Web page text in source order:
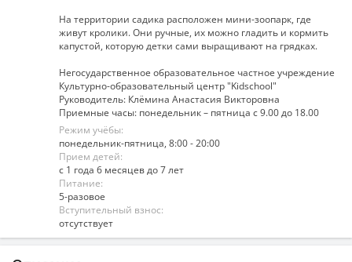
На территории садика расположен мини-зоопарк, где
живут кролики. Они ручные, их можно гладить и кормить
капустой, которую детки сами выращивают на грядках.
Негосударственное образовательное частное учреждение
Культурно-образовательный центр "Kidschool"
Руководитель: Клёмина Анастасия Викторовна
Приемные часы: понедельник – пятница с 9.00 до 18.00
Режим учёбы:
понедельник-пятница, 8:00 - 20:00
Прием детей:
с 1 года 6 месяцев до 7 лет
Питание:
5-разовое
Вступительный взнос:
отсутствует